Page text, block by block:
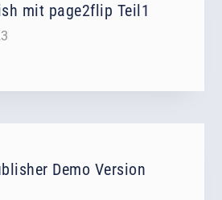
mit page2flip Teil1
Demo Version